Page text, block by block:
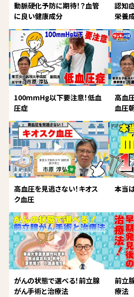
動脈硬化予防に期待！？血管
に良い健康成分
認知
栄養
100mmHg以下要注意！低血
圧症
高血
血圧
高血圧を見逃さない！キオス
ク血圧
本当
がんの状態で選べる！前立腺
がん手術と治療法
前立
療法